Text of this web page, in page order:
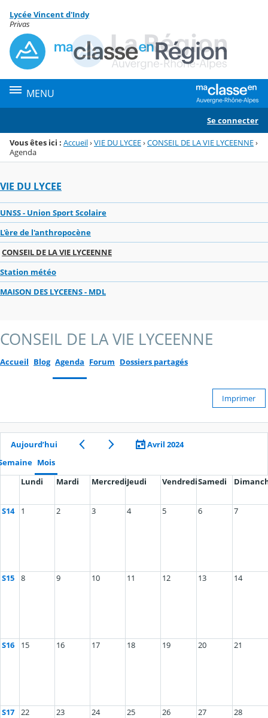
Menu de la rubrique
Contenu
Lycée Vincent d'Indy
Privas
MENU
Se connecter
Vous êtes ici : Accueil›VIE DU LYCEE›CONSEIL DE LA VIE LYCEENNE›
Agenda
VIE DU LYCEE
UNSS - Union Sport Scolaire
L'ère de l'anthropocène
CONSEIL DE LA VIE LYCEENNE
Station météo
MAISON DES LYCEENS - MDL
CONSEIL DE LA VIE LYCEENNE
Accueil Blog Agenda Forum Dossiers partagés
Imprimer
Aujourd’hui
Avril 2024
Mois
Lundi
Mardi MercrediJeudi VendrediSamedi
S14 1 2 3 4 5 6 7
S15 8 9 10 11 12 13 14
S16 15 16 17 18 19 20 21
S17 22 23 24 25 26 27 28